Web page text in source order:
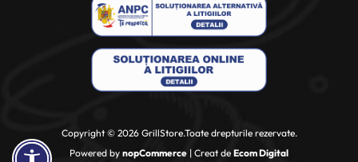
Copyright © 2026 GrillStore.Toate drepturile rezervate.
Powered by nopCommerce | Creat de Ecom Digital